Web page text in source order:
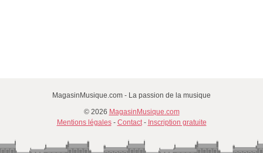
MagasinMusique.com - La passion de la musique
© 2026 MagasinMusique.com
Mentions légales- Contact- Inscription gratuite